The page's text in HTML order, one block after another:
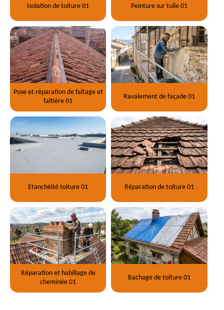
Isolation de toiture 01 Peinture sur tuile 01
Pose et réparation de faîtage et
faîtière 01
Ravalement de façade 01
Etanchéité toiture 01 Réparation de toiture 01
Réparation et habillage de
cheminée 01
Bachage de toiture 01